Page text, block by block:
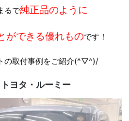
るで純正品のように
ができる優れものです！
の取付事例をご紹介(^▽^)/
ヨタ・ルーミー